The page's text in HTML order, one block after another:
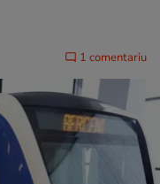
1 comentariu